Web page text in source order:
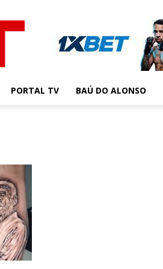
PORTAL TV BAÚ DO ALONSO